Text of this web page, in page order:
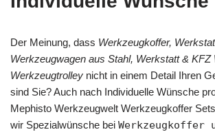
Der Meinung, dass Werkzeugkoffer,
Werkzeugwagen aus Stahl, Werkstatt & KFZ
Werkzeugtrolley nicht in einem Detail Ihren
sind Sie? Auch nach Individuelle Wünsche
Mephisto Werkzeugwelt Werkzeugkoffer
wir Spezialwünsche bei Werkzeugkoffer